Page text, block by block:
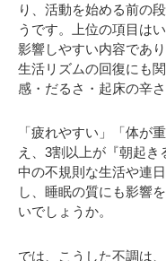
り、活動を始める前の
うです。上位の項目は
影響しやすい内容であ
生活リズムの回復にも
感・だるさ・起床の辛
「疲れやすい」「体が
え、3割以上が『朝起
中の不規則な生活や連
し、睡眠の質にも影響
いでしょうか。
では、こうした不調は